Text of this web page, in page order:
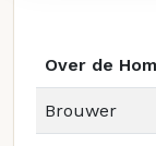
Over de
Brouwer